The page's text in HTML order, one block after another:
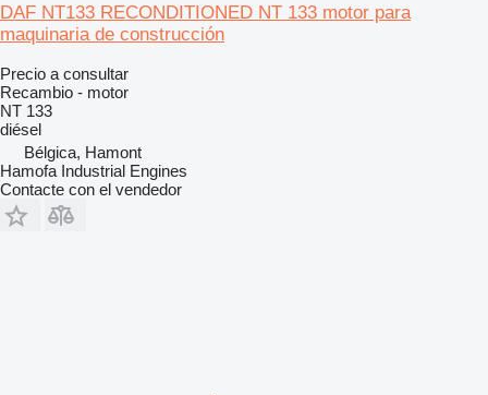
DAF NT133 RECONDITIONED NT 133 motor para
maquinaria de construcción
Precio a consultar
Recambio - motor
NT 133
diésel
Bélgica, Hamont
Hamofa Industrial Engines
Contacte con el vendedor